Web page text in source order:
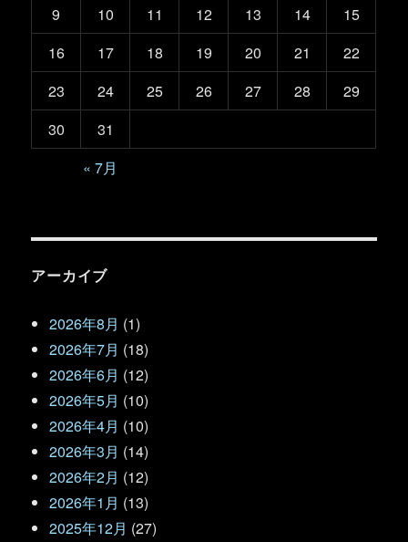
9 10 11 12 13 14
15
16
17 18 19 20 21
22
23
24 25 26 27 28
29
30
31
« 7月
アーカイブ
2026年8月 (1)
2026年7月 (18)
2026年6月 (12)
2026年5月 (10)
2026年4月 (10)
2026年3月 (14)
2026年2月 (12)
2026年1月 (13)
2025年12月 (27)